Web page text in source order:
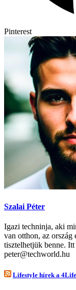
Pinterest
Szalai Péter
Igazi techninja, aki
van otthon, az
tisztelhetjük benne.
peter@techworld.hu
Lifestyle hírek a